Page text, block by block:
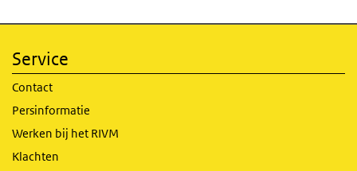
Service
Contact
Persinformatie
Werken bij het RIVM
Klachten